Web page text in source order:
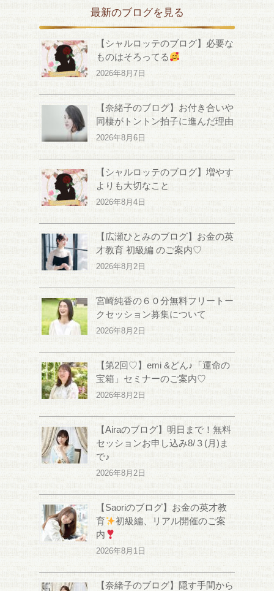
最新のブログを見る
【シャルロッテのブログ】必要な
ものはそろってる
2026年8月7日
【奈緒子のブログ】お付き合いや
同棲がトントン拍子に進んだ理由
2026年8月6日
【シャルロッテのブログ】増やす
よりも大切なこと
2026年8月4日
【広瀬ひとみのブログ】お金の英
才教育 初級編 のご案内♡
2026年8月2日
宮崎純香の６０分無料フリートー
クセッション募集について
2026年8月2日
【第2回♡】emi &どん♪「運命の
宝箱」セミナーのご案内♡
2026年8月2日
【Airaのブログ】明日まで！無料
セッションお申し込み8/３(月)ま
で♪
2026年8月2日
【Saoriのブログ】お金の英才教
育
初級編、リアル開催のご案
内
2026年8月1日
【奈緒子のブログ】隠す手間から